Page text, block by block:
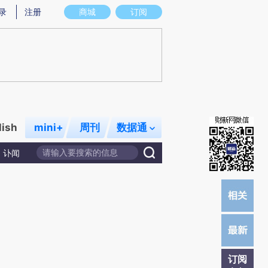
商城 订阅
注册
mini+ 周刊 数据通
讣闻
订阅